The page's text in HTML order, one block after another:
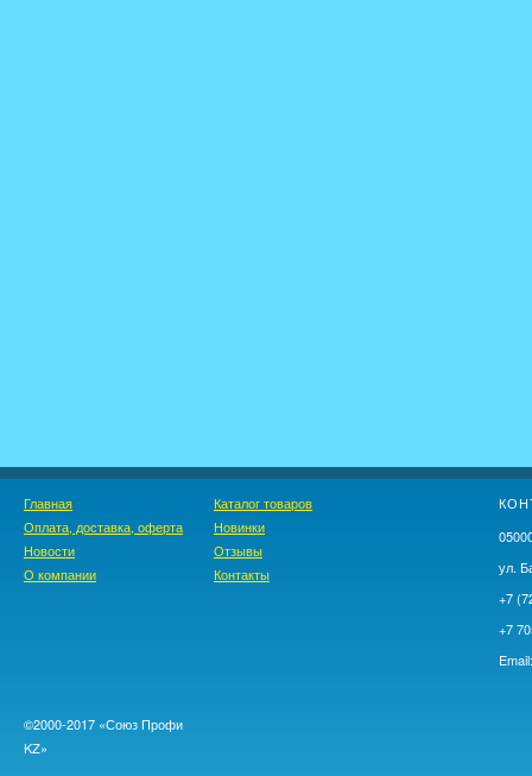
Главная
Оплата, доставка, оферта
Новости
О компании
Каталог товаров
Новинки
Отзывы
Контакты
ул.
+7
+7
Email:
©2000-2017 «Союз Профи
KZ»